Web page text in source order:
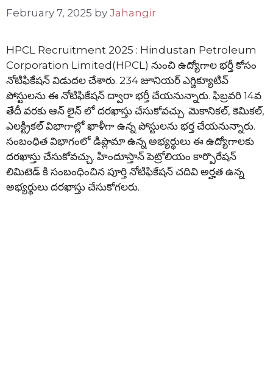
February 7, 2025 by Jahangir
HPCL Recruitment 2025 : Hindustan Petroleum
Corporation Limited(HPCL) నుంచి ఉద్యోగాల భర్తీ కోసం
నోటిఫికేషన్ విడుదల చేశారు. 234 జూనియర్ ఎగ్జిక్యూటివ్
పోస్టులను ఈ నోటిఫికేషన్ ద్వారా భర్తీ చేయనున్నారు. ఫిబ్రవరి 14వ
తేదీ వరకు ఆన్ లైన్ లో దరఖాస్తు చేసుకోవచ్చు. మెకానికల్, కెమికల్,
ఎలక్ట్రికల్ విభాగాల్లో ఖాళీగా ఉన్న పోస్టులను భర్త చేయనున్నారు.
సంబంధిత విభాగంలో డిప్లొమా ఉన్న అభ్యర్థులు ఈ ఉద్యోగాలకు
దరఖాస్తు చేసుకోవచ్చు. హిందూస్తాన్ పెట్రోలియం కార్పొరేషన్
లిమిటెడ్ కి సంబంధించిన పూర్తి నోటిఫికేషన్ చదివి అర్హత ఉన్న
అభ్యర్థులు దరఖాస్తు చేసుకోగలరు.